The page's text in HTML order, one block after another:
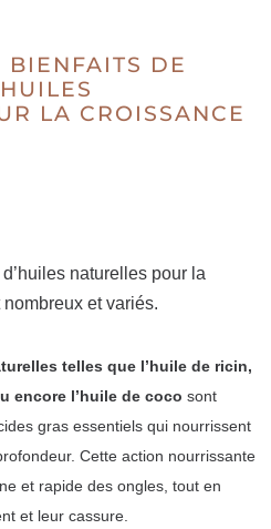
BIENFAITS DE
LA CROISSANCE
naturelles pour la
et variés.
telles que l’huile de ricin,
encore l’huile de coco sont
gras essentiels qui nourrissent
Cette action nourrissante
et rapide des ongles, tout en
et leur cassure.